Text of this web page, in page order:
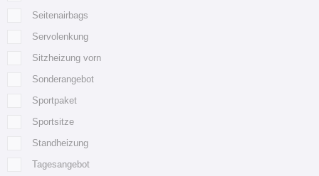
Seitenairbags
Servolenkung
Sitzheizung vorn
Sonderangebot
Sportpaket
Sportsitze
Standheizung
Tagesangebot